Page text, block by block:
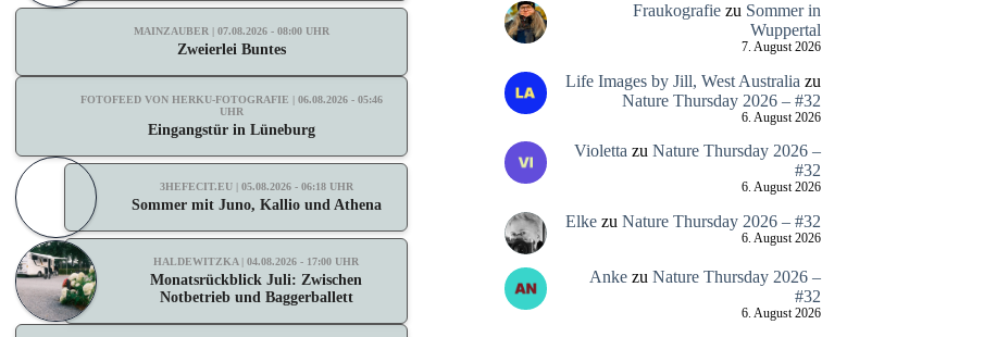
MAINZAUBER | 07.08.2026 - 08:00 UHR
Zweierlei Buntes
FOTOFEED VON HERKU-FOTOGRAFIE | 06.08.2026 - 05:46
UHR
Eingangstür in Lüneburg
3HEFECIT.EU | 05.08.2026 - 06:18 UHR
Sommer mit Juno, Kallio und Athena
HALDEWITZKA | 04.08.2026 - 17:00 UHR
Monatsrückblick Juli: Zwischen
Notbetrieb und Baggerballett
Fraukografiezu Sommer in
Wuppertal
7. August 2026
Life Images by Jill, West Australia zu
Nature Thursday 2026 – #32
6. August 2026
Violettazu Nature Thursday 2026 –
#32
6. August 2026
Elkezu Nature Thursday 2026 – #32
6. August 2026
Ankezu Nature Thursday 2026 –
#32
6. August 2026